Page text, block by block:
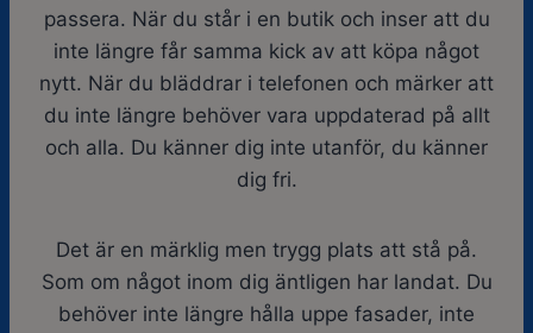
passera. När du står i en butik och inser att du
inte längre får samma kick av att köpa något
nytt. När du bläddrar i telefonen och märker att
du inte längre behöver vara uppdaterad på allt
och alla. Du känner dig inte utanför, du känner
dig fri.
Det är en märklig men trygg plats att stå på.
Som om något inom dig äntligen har landat. Du
behöver inte längre hålla uppe fasader, inte